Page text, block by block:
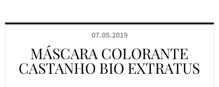
07.05.2019
MÁSCARA COLORANTE
CASTANHO BIO EXTRATUS